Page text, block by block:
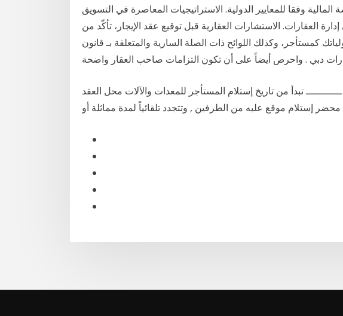
المالية وفقا للمعايير الدولية. الاستراتيجيات المعاصرة في التسويق
العقارات. الاستشارات العقارية قبل توقيع عقد الإيجار، تأكّد من
كمستأجر، وكذلك اللوائح ذات الصلة السارية والمتعلقة بـ قانون
تبدأ من تاريخ إستلام المستأجر للمعدات والآلات محل العقد